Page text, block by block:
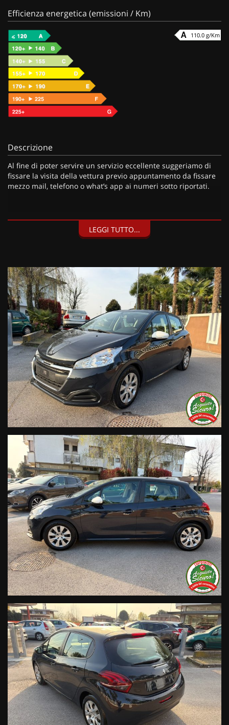
Efficienza energetica (emissioni / Km)
110.0 g/Km
Descrizione
Al fine di poter servire un servizio eccellente suggeriamo di
fissare la visita della vettura previo appuntamento da fissare
mezzo mail, telefono o what’s app ai numeri sotto riportati.
• Consegna a domicilio;
individuali/società);
• Polizze Kasko fino a 60 mesi di durata con estensione “valore
a nuovo”;
• Garanzia legale di Conformità prevista obbligatoriamente
dal Codice del Consumo;
• Garanzia estendibile fino a 60 mesi.
Segui Automobili Vendraminie leggi le recensioni che
descrivono l’esperienza dei nostri clienti:
• Sul nostro sito ufficiale www.automobilivendramini.it dove
potrai trovare l’intero parco auto aggiornato, maggiori foto e
info per ogni singola vettura, i nostri servizi e la nostra storia.
• Sulla nostra pagina Facebook
• Sulla nostra pagina Instagram
• Sul nostro profilo Google Business
+ 39 347 2621925 Orari Dal lunedì al venerdi 08:3012:00 –
14:30/19:30 Sabato 8:30 12:30 14.30 18.30
Trasparenza:
• Si precisa che le informazioni contenute negli annunci
online e nel proprio sito web sono state compilate con cura
affinché siano il più complete e precise; tuttavia possono
contenere errori e omissioni. Si declina ogni responsabilità
per eventuali involontarie incongruenze che non
rappresentano un impegno contrattuale.
LEGGI TUTTO...